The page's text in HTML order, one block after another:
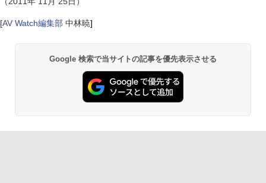
[AV Watch編集部 中林暁]
Google 検索で当サイトの記事を優先表示させる